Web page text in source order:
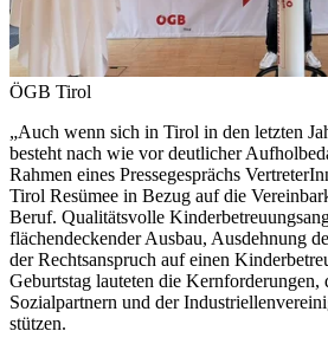
ÖGB Tirol
„Auch wenn sich in Tirol in den letzten
besteht nach wie vor deutlicher
Rahmen eines Pressegesprächs
Tirol Resümee in Bezug auf die
Beruf. Qualitätsvolle
flächendeckender Ausbau, Ausdehnung
der Rechtsanspruch auf einen
Geburtstag lauteten die Kernforderungen,
Sozialpartnern und der
stützen.